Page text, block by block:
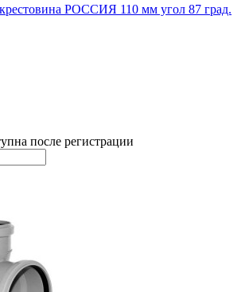
РОССИЯ 110 мм угол 87 град.
после регистрации